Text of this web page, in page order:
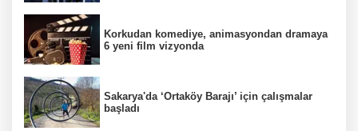
Korkudan komediye, animasyondan dramaya
6 yeni film vizyonda
Sakarya'da ‘Ortaköy Barajı’ için çalışmalar
başladı